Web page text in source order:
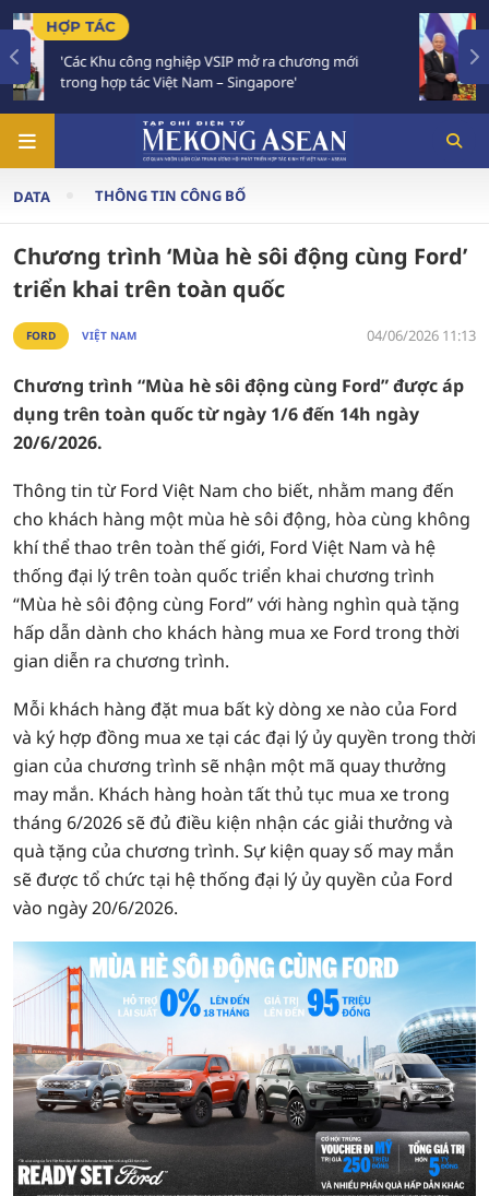
mới
Việt Nam - Thái Lan nhất trí triển khai thực
Chiến lược 'Ba kết nối'
DATA THÔNG TIN CÔNG BỐ
Chương trình ‘Mùa hè sôi động cùng Ford’
triển khai trên toàn quốc
FORD VIỆT NAM 04/06/2026 11:13
Chương trình “Mùa hè sôi động cùng Ford” được áp
dụng trên toàn quốc từ ngày 1/6 đến 14h ngày
20/6/2026.
Thông tin từ Ford Việt Nam cho biết, nhằm mang đến
cho khách hàng một mùa hè sôi động, hòa cùng không
khí thể thao trên toàn thế giới, Ford Việt Nam và hệ
thống đại lý trên toàn quốc triển khai chương trình
“Mùa hè sôi động cùng Ford” với hàng nghìn quà tặng
hấp dẫn dành cho khách hàng mua xe Ford trong thời
gian diễn ra chương trình.
Mỗi khách hàng đặt mua bất kỳ dòng xe nào của Ford
và ký hợp đồng mua xe tại các đại lý ủy quyền trong thời
gian của chương trình sẽ nhận một mã quay thưởng
may mắn. Khách hàng hoàn tất thủ tục mua xe trong
tháng 6/2026 sẽ đủ điều kiện nhận các giải thưởng và
quà tặng của chương trình. Sự kiện quay số may mắn
sẽ được tổ chức tại hệ thống đại lý ủy quyền của Ford
vào ngày 20/6/2026.